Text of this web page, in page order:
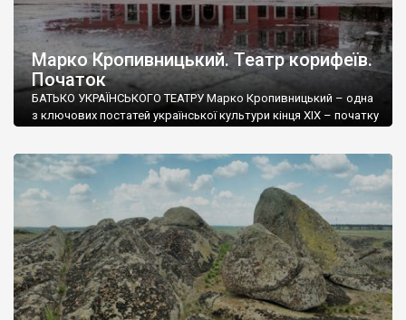
Марко Кропивницький. Театр корифеїв.
Початок
БАТЬКО УКРАЇНСЬКОГО ТЕАТРУ Марко Кропивницький – одна
з ключових постатей української культури кінця ХІХ – початку
суттєво вплинув на формування української ідентичності.
Марко Кропивницький Іще за життя його називали “батьком
українського театру”. Він був мегазіркою свого часу,
талантом якого […]